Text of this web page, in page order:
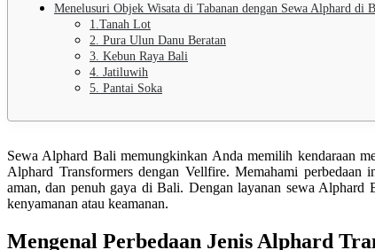
Menelusuri Objek Wisata di Tabanan dengan Sewa Alphard di
1.Tanah Lot
2. Pura Ulun Danu Beratan
3. Kebun Raya Bali
4. Jatiluwih
5. Pantai Soka
Sewa Alphard Bali memungkinkan Anda memilih kendaraan
Alphard Transformers dengan Vellfire. Memahami
aman, dan penuh gaya di Bali. Dengan layanan sewa Alphard
kenyamanan atau keamanan.
Mengenal Perbedaan Jenis Alphard